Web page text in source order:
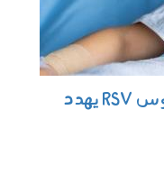
تحذير من الصحة العالمية: فيروس RSV يهدد